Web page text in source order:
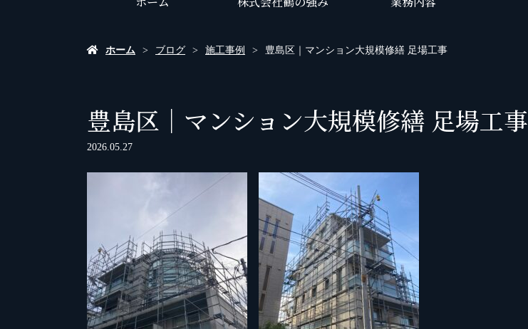
ホーム ブログ 施工事例 豊島区｜マンション大規模修繕 足場工事
豊島区｜マンション大規模修繕 足場工事
2026.05.27